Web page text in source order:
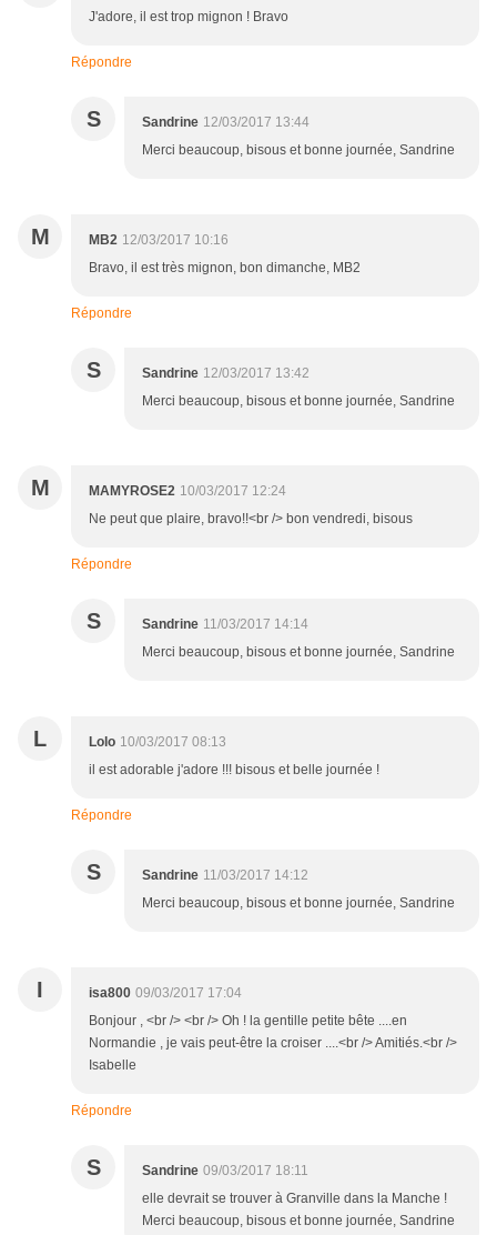
J'adore, il est trop mignon ! Bravo
Répondre
S Sandrine 12/03/2017 13:44
Merci beaucoup, bisous et bonne journée, Sandrine
M MB2 12/03/2017 10:16
Bravo, il est très mignon, bon dimanche, MB2
Répondre
S Sandrine 12/03/2017 13:42
Merci beaucoup, bisous et bonne journée, Sandrine
M MAMYROSE2 10/03/2017 12:24
Ne peut que plaire, bravo!!<br /> bon vendredi, bisous
Répondre
S Sandrine 11/03/2017 14:14
Merci beaucoup, bisous et bonne journée, Sandrine
L Lolo 10/03/2017 08:13
il est adorable j'adore !!! bisous et belle journée !
Répondre
S Sandrine 11/03/2017 14:12
Merci beaucoup, bisous et bonne journée, Sandrine
I isa800 09/03/2017 17:04
Bonjour , <br /> <br /> Oh ! la gentille petite bête ....en
Normandie , je vais peut-être la croiser ....<br /> Amitiés.<br />
Isabelle
Répondre
S Sandrine 09/03/2017 18:11
elle devrait se trouver à Granville dans la Manche !
Merci beaucoup, bisous et bonne journée, Sandrine